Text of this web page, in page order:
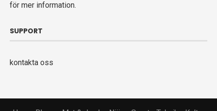
för mer information.
SUPPORT
kontakta oss